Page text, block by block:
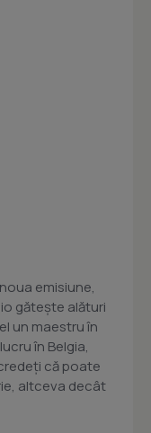
emisiune,
gătește alături
un maestru în
în Belgia,
că poate
altceva decât